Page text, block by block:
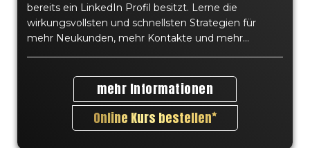
bereits ein LinkedIn Profil besitzt. Lerne die
wirkungsvollsten und schnellsten Strategien für
mehr Neukunden, mehr Kontakte und mehr...
mehr Informationen
Online Kurs bestellen